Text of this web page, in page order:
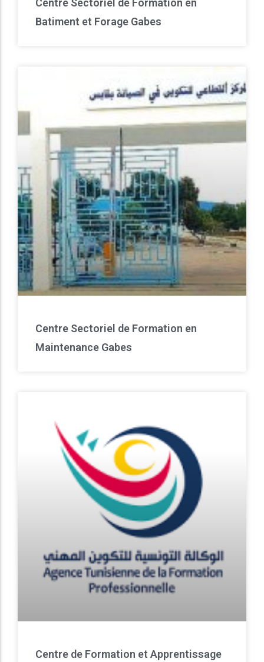
Batiment et Forage Gabes
Centre Sectoriel de Formation en
Maintenance Gabes
Centre de Formation et Apprentissage